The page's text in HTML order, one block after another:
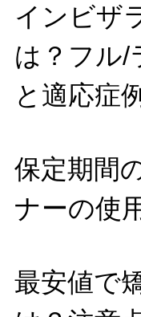
インビザ
は？フル/
と適応症
保定期間
ナーの使
最安値で